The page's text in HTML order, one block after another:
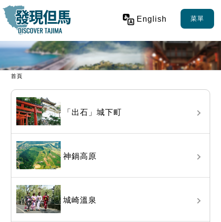
English 菜單
首頁
「出石」城下町
神鍋高原
城崎溫泉